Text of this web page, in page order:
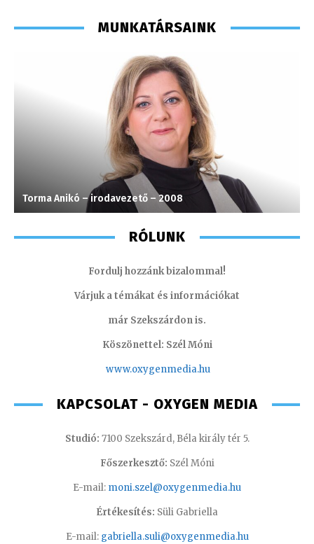
MUNKATÁRSAINK
Torma Anikó – irodavezető – 2008
RÓLUNK
Fordulj hozzánk bizalommal!
Várjuk a témákat és információkat
már Szekszárdon is.
Köszönettel: Szél Móni
www.oxygenmedia.hu
KAPCSOLAT - OXYGEN MEDIA
Studió: 7100 Szekszárd, Béla király tér 5.
Főszerkesztő: Szél Móni
E-mail: moni.szel@oxygenmedia.hu
Értékesítés: Süli Gabriella
E-mail: gabriella.suli@oxygenmedia.hu